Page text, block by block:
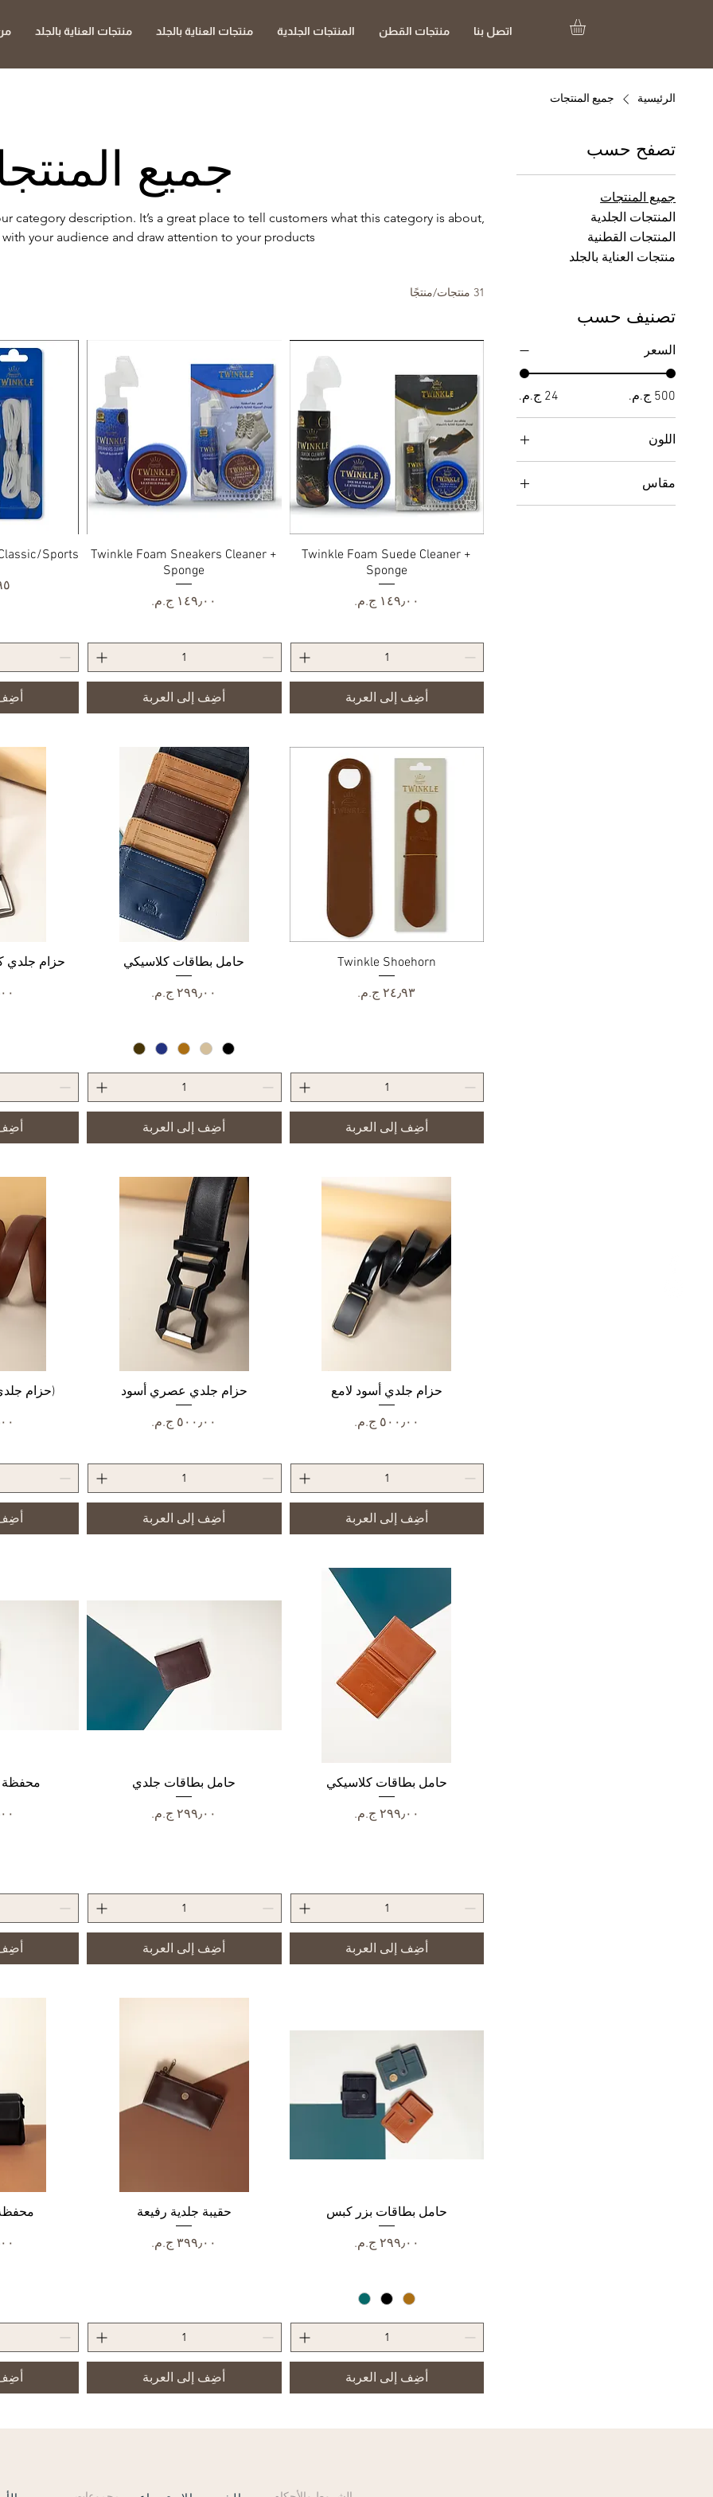
منتجات العناية بالجلد منتجات العناية بالجلد المنتجات الجلدية منتجات القطن اتصل بنا
الرئيسية جميع المنتجات
تصفح حسب
جميع المنتجات
المنتجات الجلدية
المنتجات القطنية
منتجات العناية بالجلد
تصنيف حسب
السعر
اللون
مقاس
Large
جميع
category description. It’s a great place to tell customers what this category is about,
your audience and draw attention to your products.
31 منتجات/منتجًا
العرض السريع
Twinkle Foam Suede Cleaner +
Sponge
السعر
أضِف إلى العربة
العرض السريع
Twinkle Foam Sneakers Cleaner +
Sponge
السعر
أضِف إلى العربة
Sports
العرض السريع
Twinkle Shoehorn
السعر
أضِف إلى العربة
العرض السريع
حامل بطاقات كلاسيكي
السعر
أضِف إلى العربة
حزام جلدي
أضِف
العرض السريع
حزام جلدي أسود لامع
السعر
أضِف إلى العربة
العرض السريع
حزام جلدي عصري أسود
السعر
أضِف إلى العربة
(حزام
أضِف
العرض السريع
حامل بطاقات كلاسيكي
السعر
أضِف إلى العربة
العرض السريع
حامل بطاقات جلدي
السعر
أضِف إلى العربة
محفظة
أضِف
العرض السريع
حامل بطاقات بزر كبس
السعر
أضِف إلى العربة
العرض السريع
حقيبة جلدية رفيعة
السعر
أضِف إلى العربة أضِف